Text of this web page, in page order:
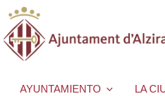
AYUNTAMIENTO LA